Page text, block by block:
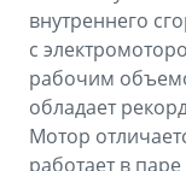
внутреннего
с
рабочим
обладает
Мотор
работает в